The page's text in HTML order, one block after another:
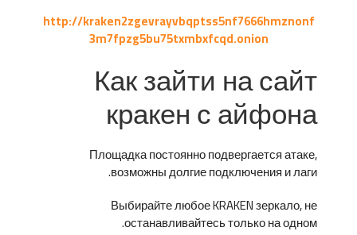
http://kraken2zgevrayvbqptss5nf7666hmznonf
3m7fpzg5bu75txmbxfcqd.onion
Как зайти на сайт
кракен с айфона
Площадка постоянно подвергается атаке,
возможны долгие подключения и лаги.
Выбирайте любое KRAKEN зеркало, не
останавливайтесь только на одном.